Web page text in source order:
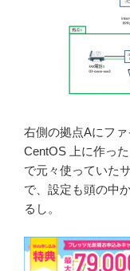
右側の拠点Aにファ
CentOS 上に作っ
で元々使っていた
で、設定も頭の中
るし。